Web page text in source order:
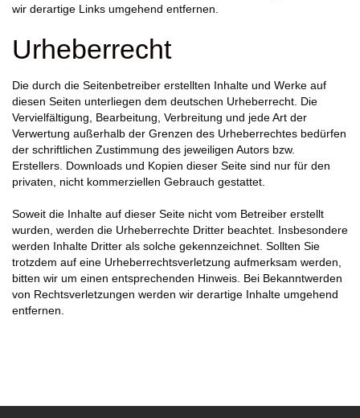
wir derartige Links umgehend entfernen.
Urheberrecht
Die durch die Seitenbetreiber erstellten Inhalte und Werke auf
diesen Seiten unterliegen dem deutschen Urheberrecht. Die
Vervielfältigung, Bearbeitung, Verbreitung und jede Art der
Verwertung außerhalb der Grenzen des Urheberrechtes bedürfen
der schriftlichen Zustimmung des jeweiligen Autors bzw.
Erstellers. Downloads und Kopien dieser Seite sind nur für den
privaten, nicht kommerziellen Gebrauch gestattet.
Soweit die Inhalte auf dieser Seite nicht vom Betreiber erstellt
wurden, werden die Urheberrechte Dritter beachtet. Insbesondere
werden Inhalte Dritter als solche gekennzeichnet. Sollten Sie
trotzdem auf eine Urheberrechtsverletzung aufmerksam werden,
bitten wir um einen entsprechenden Hinweis. Bei Bekanntwerden
von Rechtsverletzungen werden wir derartige Inhalte umgehend
entfernen.